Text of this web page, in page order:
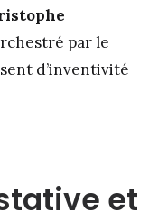
par le
d’inventivité
et